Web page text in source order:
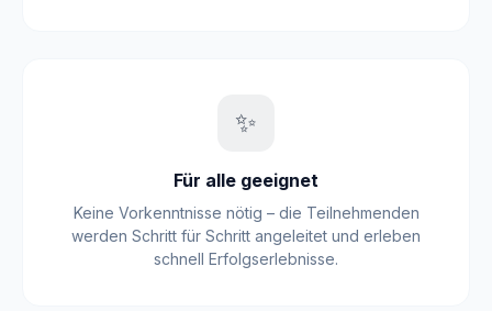
✨
Für alle geeignet
Keine Vorkenntnisse nötig – die Teilnehmenden
werden Schritt für Schritt angeleitet und erleben
schnell Erfolgserlebnisse.